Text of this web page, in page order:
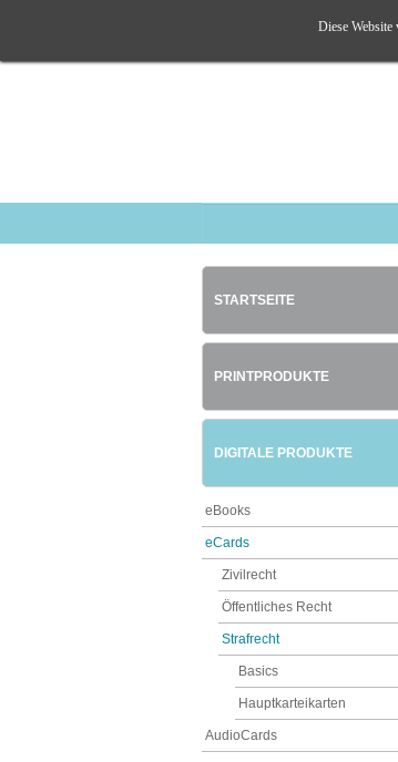
STARTSEITE
PRINTPRODUKTE
DIGITALE PRODUKTE
eBooks
eCards
Zivilrecht
Öffentliches Recht
Strafrecht
Basics
Hauptkarteikarten
AudioCards
Diese